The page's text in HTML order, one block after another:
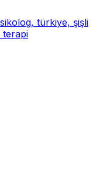
türkiye, şişli
terapi